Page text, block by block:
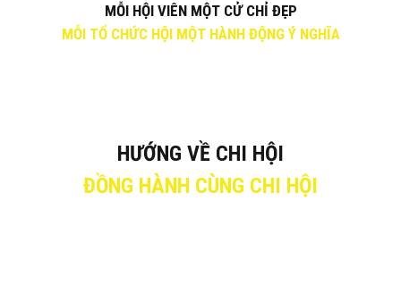
MỖI HỘI VIÊN MỘT CỬ CHỈ ĐẸP
MỖI TỔ CHỨC HỘI MỘT HÀNH ĐỘNG Ý NGHĨA
HƯỚNG VỀ CHI HỘI
ĐỒNG HÀNH CÙNG CHI HỘI